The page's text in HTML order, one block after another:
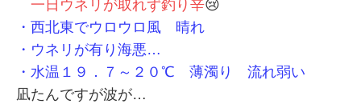
一日ウネリが取れず釣り辛😢
・西北東でウロウロ風 晴れ
・ウネリが有り海悪…
・水温１９．７～２０℃ 薄濁り 流れ弱い
凪たんですが波が…